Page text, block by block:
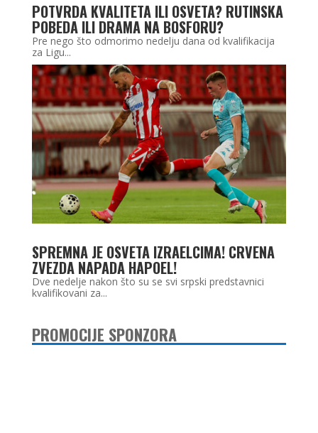
POTVRDA KVALITETA ILI OSVETA? RUTINSKA
POBEDA ILI DRAMA NA BOSFORU?
Pre nego što odmorimo nedelju dana od kvalifikacija
za Ligu...
SPREMNA JE OSVETA IZRAELCIMA! CRVENA
ZVEZDA NAPADA HAPOEL!
Dve nedelje nakon što su se svi srpski predstavnici
kvalifikovani za...
PROMOCIJE SPONZORA